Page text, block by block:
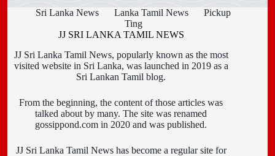
Sri Lanka News Lanka Tamil News
Pickup
Ting
JJ SRI LANKA TAMIL NEWS
JJ Sri Lanka Tamil News, popularly known as the most
visited website in Sri Lanka, was launched in 2019 as a
Sri Lankan Tamil blog.
From the beginning, the content of those articles was
talked about by many. The site was renamed
gossippond.com in 2020 and was published.
JJ Sri Lanka Tamil News has become a regular site for